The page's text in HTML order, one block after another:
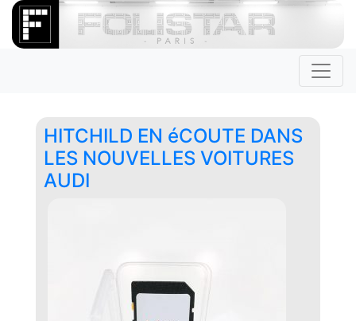
HITCHILD EN éCOUTE DANS
LES NOUVELLES VOITURES
AUDI